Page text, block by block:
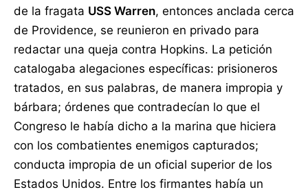
de la fragata USS Warren, entonces anclada cerca
de Providence, se reunieron en privado para
redactar una queja contra Hopkins. La petición
catalogaba alegaciones específicas: prisioneros
tratados, en sus palabras, de manera impropia y
bárbara; órdenes que contradecían lo que el
Congreso le había dicho a la marina que hiciera
con los combatientes enemigos capturados;
conducta impropia de un oficial superior de los
Estados Unidos. Entre los firmantes había un